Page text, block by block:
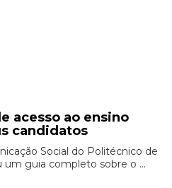
acesso ao ensino
candidatos
Social do Politécnico de
um guia completo sobre o ...